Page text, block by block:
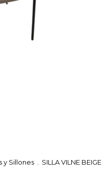
y Sillones
SILLA VILNE BEIGE